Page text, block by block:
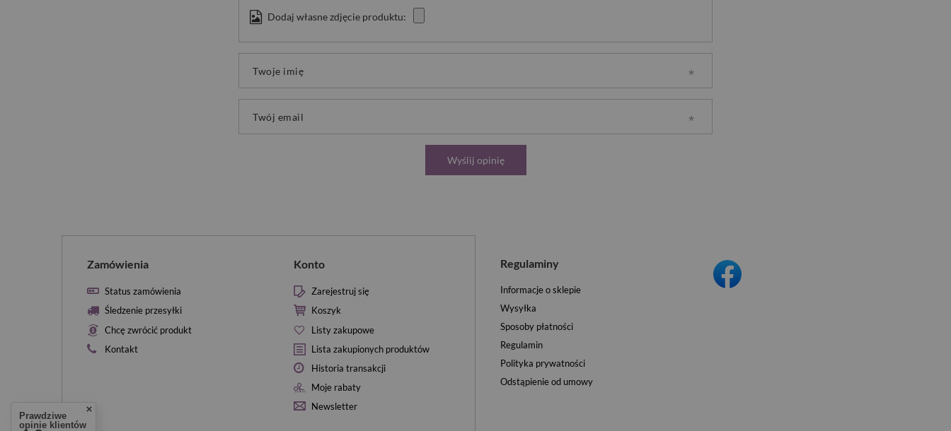
Dodaj własne zdjęcie produktu:
Twoje imię
Twój email
Wyślij opinię
Zamówienia
Status zamówienia
Śledzenie przesyłki
Chcę zwrócić produkt
Kontakt
Konto
Zarejestruj się
Koszyk
Listy zakupowe
Lista zakupionych produktów
Historia transakcji
Moje rabaty
Newsletter
Regulaminy
Informacje o sklepie
Wysyłka
Sposoby płatności
Regulamin
Polityka prywatności
Odstąpienie od umowy
Prawdziwe
opinie klientów